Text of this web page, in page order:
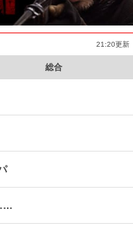
21:20更新
総合